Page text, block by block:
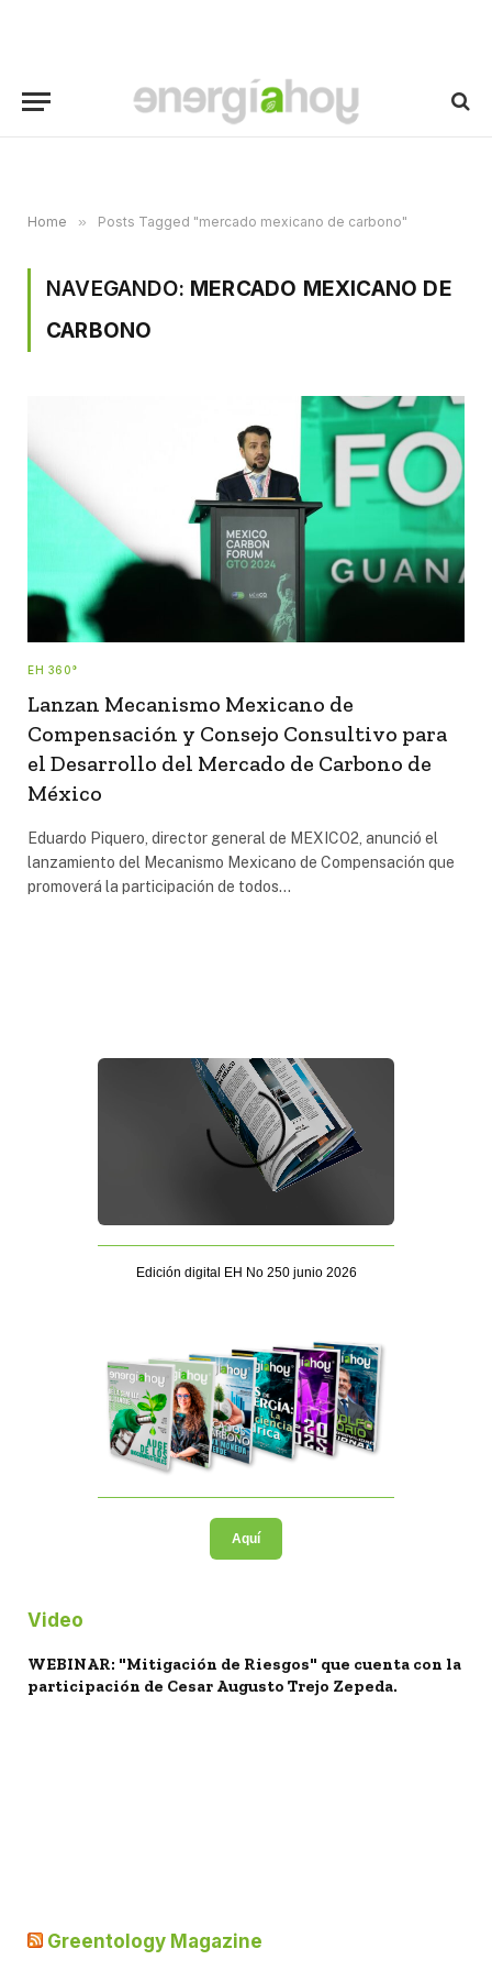
Home » Posts Tagged "mercado mexicano de carbono"
NAVEGANDO: MERCADO MEXICANO DE
CARBONO
EH 360°
Lanzan Mecanismo Mexicano de
Compensación y Consejo Consultivo para
el Desarrollo del Mercado de Carbono de
México
Eduardo Piquero, director general de MEXICO2, anunció el
lanzamiento del Mecanismo Mexicano de Compensación que
promoverá la participación de todos…
Edición digital EH No 250 junio 2026
Aquí
Video
WEBINAR: "Mitigación de Riesgos" que cuenta con la
participación de Cesar Augusto Trejo Zepeda.
Greentology Magazine